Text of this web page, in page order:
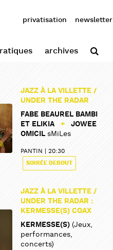
privatisation newsletter
archives
JAZZ À LA VILLETTE /
UNDER THE RADAR
FABE BEAUREL BAMBI
ET ELIKIA +
JOWEE
OMICIL sMiLes
PANTIN 20:30
SOIRÉE DEBOUT
JAZZ À LA VILLETTE /
UNDER THE RADAR :
KERMESSE(S) COAX
KERMESSE(S) (Jeux,
performances,
concerts)